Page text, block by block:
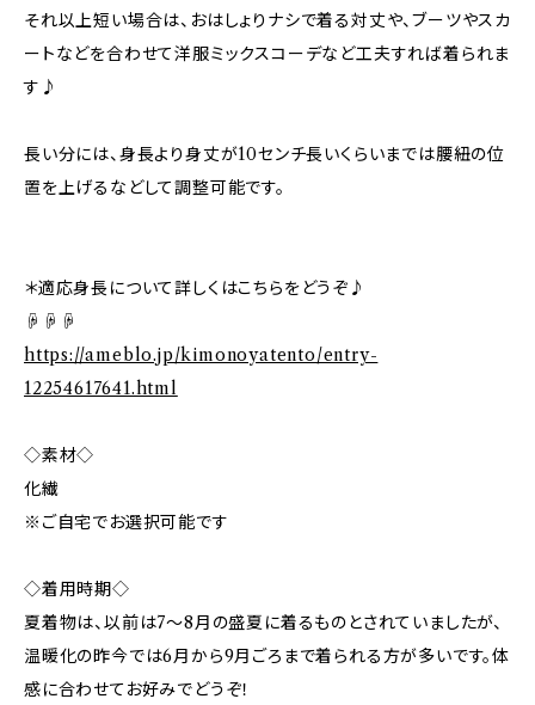
それ以上短い場合は、おはしょりナシで着る対丈や、ブーツやスカ
ートなどを合わせて洋服ミックスコーデなど工夫すれば着られま
す♪
長い分には、身長より身丈が10センチ長いくらいまでは腰紐の位
置を上げるなどして調整可能です。
＊適応身長について詳しくはこちらをどうぞ♪
☟☟☟
https://ameblo.jp/kimonoyatento/entry-
12254617641.html
◇素材◇
化繊
※ご自宅でお選択可能です
◇着用時期◇
夏着物は、以前は7〜8月の盛夏に着るものとされていましたが、
温暖化の昨今では6月から9月ごろまで着られる方が多いです。体
感に合わせてお好みでどうぞ！